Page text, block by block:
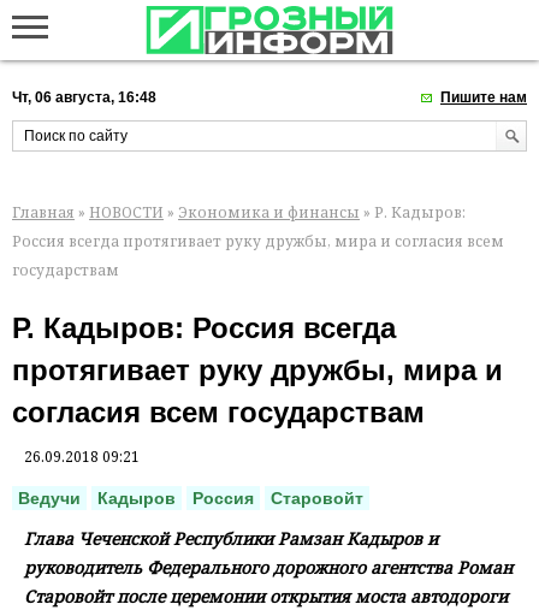
Чт, 06 августа, 16:48 Пишите нам
Главная » НОВОСТИ » Экономика и финансы » Р. Кадыров:
Россия всегда протягивает руку дружбы, мира и согласия всем
государствам
Р. Кадыров: Россия всегда
протягивает руку дружбы, мира и
согласия всем государствам
26.09.2018 09:21
Ведучи Кадыров Россия Старовойт
Глава Чеченской Республики Рамзан Кадыров и
руководитель Федерального дорожного агентства Роман
Старовойт после церемонии открытия моста автодороги